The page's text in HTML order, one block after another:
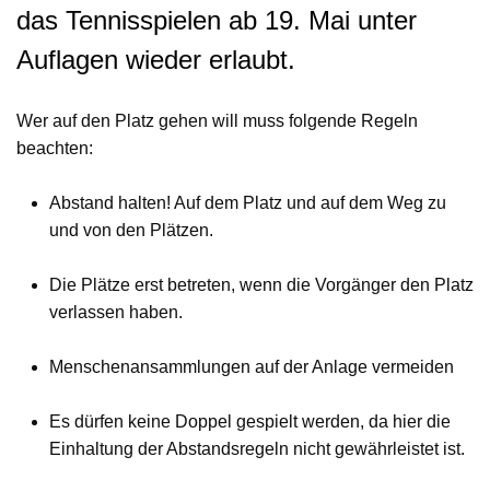
das Tennisspielen ab 19. Mai unter
Auflagen wieder erlaubt.
Wer auf den Platz gehen will muss folgende Regeln
beachten:
Abstand halten! Auf dem Platz und auf dem Weg zu
und von den Plätzen.
Die Plätze erst betreten, wenn die Vorgänger den Platz
verlassen haben.
Menschenansammlungen auf der Anlage vermeiden
Es dürfen keine Doppel gespielt werden, da hier die
Einhaltung der Abstandsregeln nicht gewährleistet ist.